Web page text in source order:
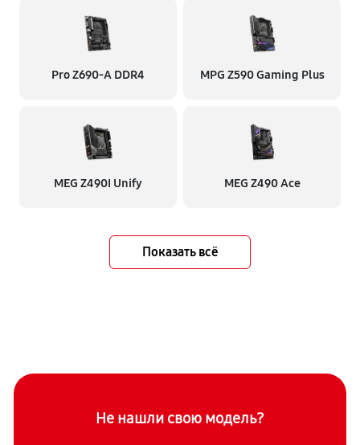
Pro Z690-A DDR4 MPG Z590 Gaming Plus
MEG Z490I Unify MEG Z490 Ace
Показать всё
Не нашли свою модель?